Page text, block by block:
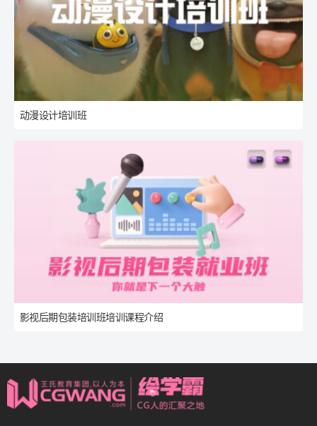
动漫设计培训班
影视后期包装培训班培训课程介绍